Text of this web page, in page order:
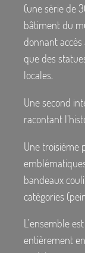
(une série de
bâtiment du
donnant
que des
locales.
Une second
racontant
Une troisième
bandeaux
catégories
L’ensemble
entièrement